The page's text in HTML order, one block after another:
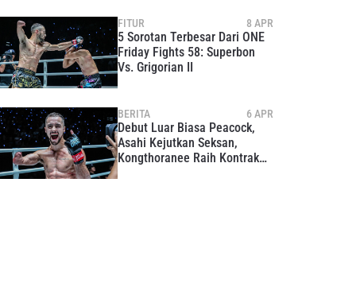
FITUR 8 APR
5 Sorotan Terbesar Dari ONE
Friday Fights 58: Superbon
Vs. Grigorian II
BERITA 6 APR
Debut Luar Biasa Peacock,
Asahi Kejutkan Seksan,
Kongthoranee Raih Kontrak